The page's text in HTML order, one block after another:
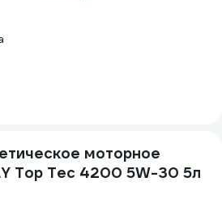
моторное
Top Tec 4200 5W-30 5л